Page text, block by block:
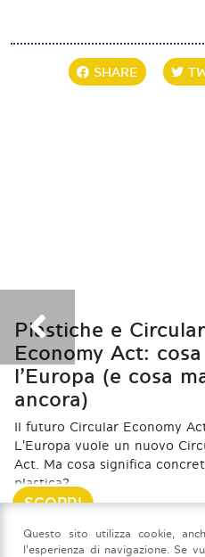
SHARE
Plastiche e Circular
Economy Act:
l’Europa (e cosa
ancora)
Il futuro Circular Economy
L'Europa vuole un nuovo
Act. Ma cosa significa
plastica?
06 Luglio 2026
SCOPRI
Questo sito utilizza cookie,
l'esperienza di navigazione. Se